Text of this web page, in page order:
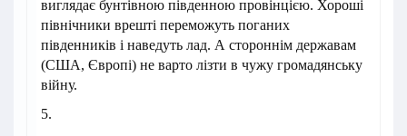
виглядає бунтівною південною провінцією. Хороші
північники врешті переможуть поганих
південників і наведуть лад. А стороннім державам
(США, Європі) не варто лізти в чужу громадянську
війну.
5.